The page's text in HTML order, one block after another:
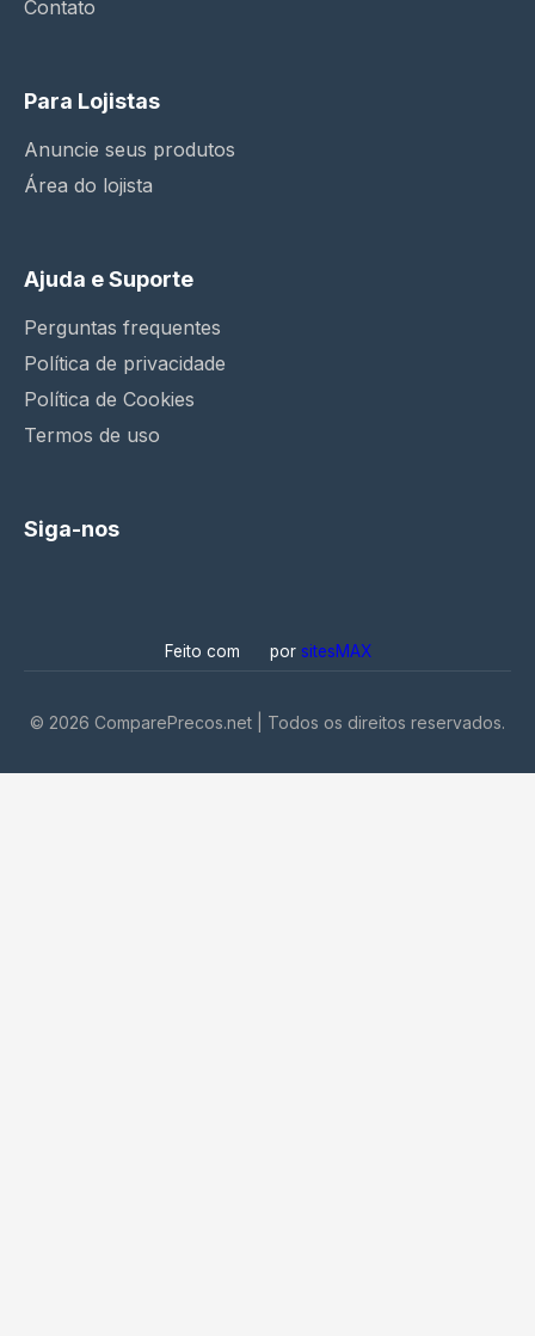
Contato
Para Lojistas
Anuncie seus produtos
Área do lojista
Ajuda e Suporte
Perguntas frequentes
Política de privacidade
Política de Cookies
Termos de uso
Siga-nos
Feito com por sitesMAX
© 2026 ComparePrecos.net | Todos os direitos reservados.